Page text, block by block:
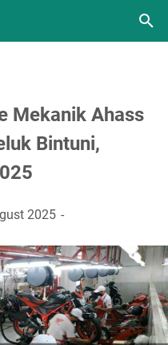
Mekanik Ahass
Bintuni,
2025